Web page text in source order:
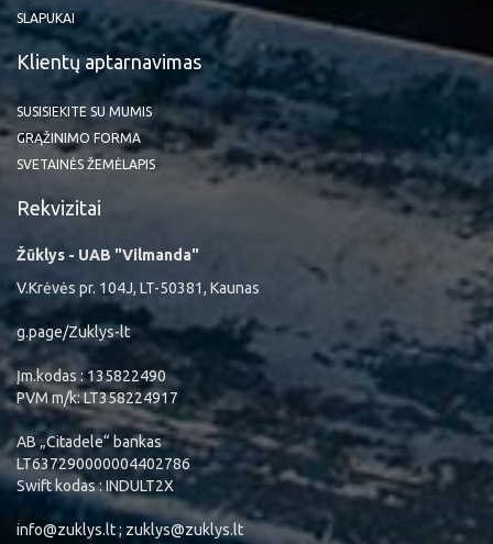
SLAPUKAI
Klientų aptarnavimas
SUSISIEKITE SU MUMIS
GRĄŽINIMO FORMA
SVETAINĖS ŽEMĖLAPIS
Rekvizitai
Žūklys - UAB "Vilmanda"
V.Krėvės pr. 104J, LT-50381, Kaunas
g.page/Zuklys-lt
Įm.kodas : 135822490
PVM m/k: LT358224917
AB „Citadele“ bankas
LT637290000004402786
Swift kodas : INDULT2X
info@zuklys.lt ; zuklys@zuklys.lt